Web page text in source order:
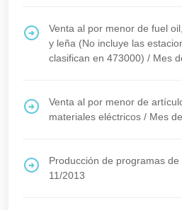
Venta al por menor de fuel
y leña (No incluye las
clasifican en 473000) / Mes
Venta al por menor de
materiales eléctricos / Mes
Producción de programas de
11/2013